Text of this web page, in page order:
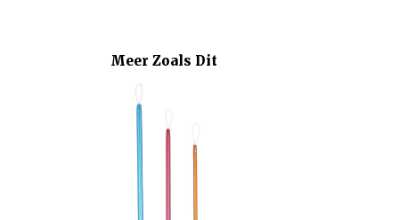
Meer Zoals Dit